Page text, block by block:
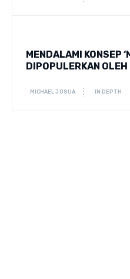
MENDALAMI KONSEP
DIPOPULERKAN
MICHAEL JOSUA IN DEPTH